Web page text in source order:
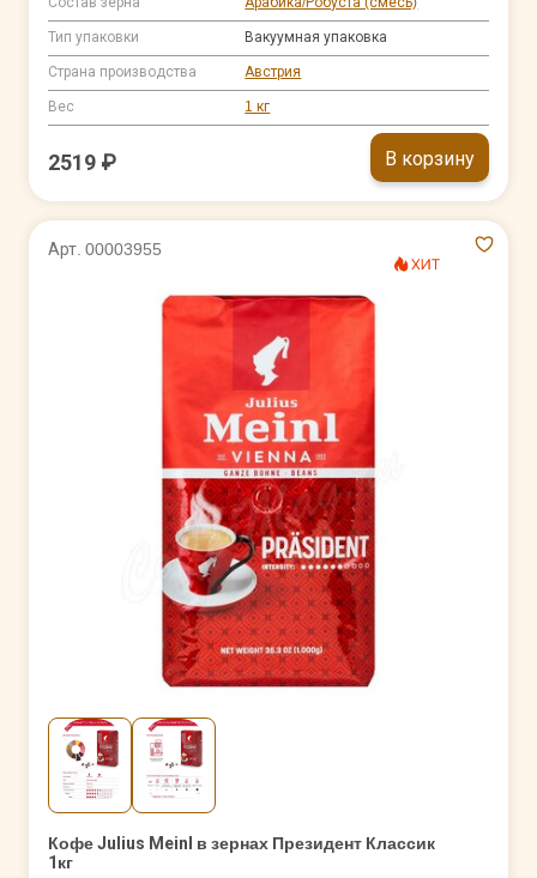
Тип упаковки Вакуумная упаковка
Страна производства Австрия
Вес 1 кг
2519 ₽ В корзину
Арт. 00003955
Кофе Julius Meinl в зернах Президент Классик
1кг